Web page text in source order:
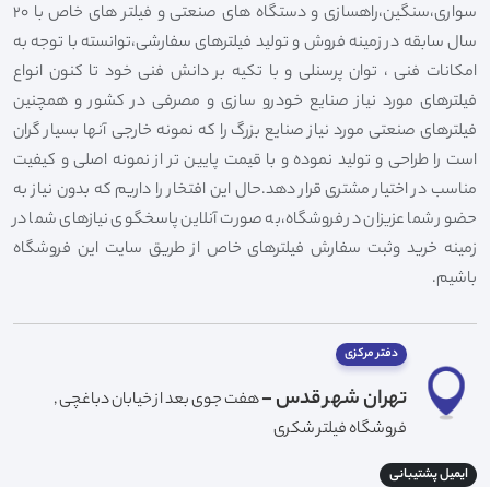
سواری،سنگین،راهسازی و دستگاه های صنعتی و فیلتر های خاص با 20
سال سابقه در زمینه فروش و تولید فیلترهای سفارشی،توانسته با توجه به
امکانات فنی ، توان پرسنلی و با تکیه بر دانش فنی خود تا کنون انواع
فیلترهای مورد نیاز صنایع خودرو سازی و مصرفی در کشور و همچنین
فیلترهای صنعتی مورد نیاز صنایع بزرگ را که نمونه خارجی آنها بسیار گران
است را طراحی و تولید نموده و با قیمت پایین تر از نمونه اصلی و کیفیت
مناسب در اختیار مشتری قرار دهد.حال این افتخار را داریم که بدون نیاز به
حضور شما عزیزان در فروشگاه،به صورت آنلاین پاسخگوی نیازهای شما در
زمینه خرید وثبت سفارش فیلترهای خاص از طریق سایت این فروشگاه
باشیم.
دفتر مرکزی
تهران شهر قدس -هفت جوی بعد از خیابان دباغچی ,
فروشگاه فیلتر شکری
ایمیل پشتیبانی